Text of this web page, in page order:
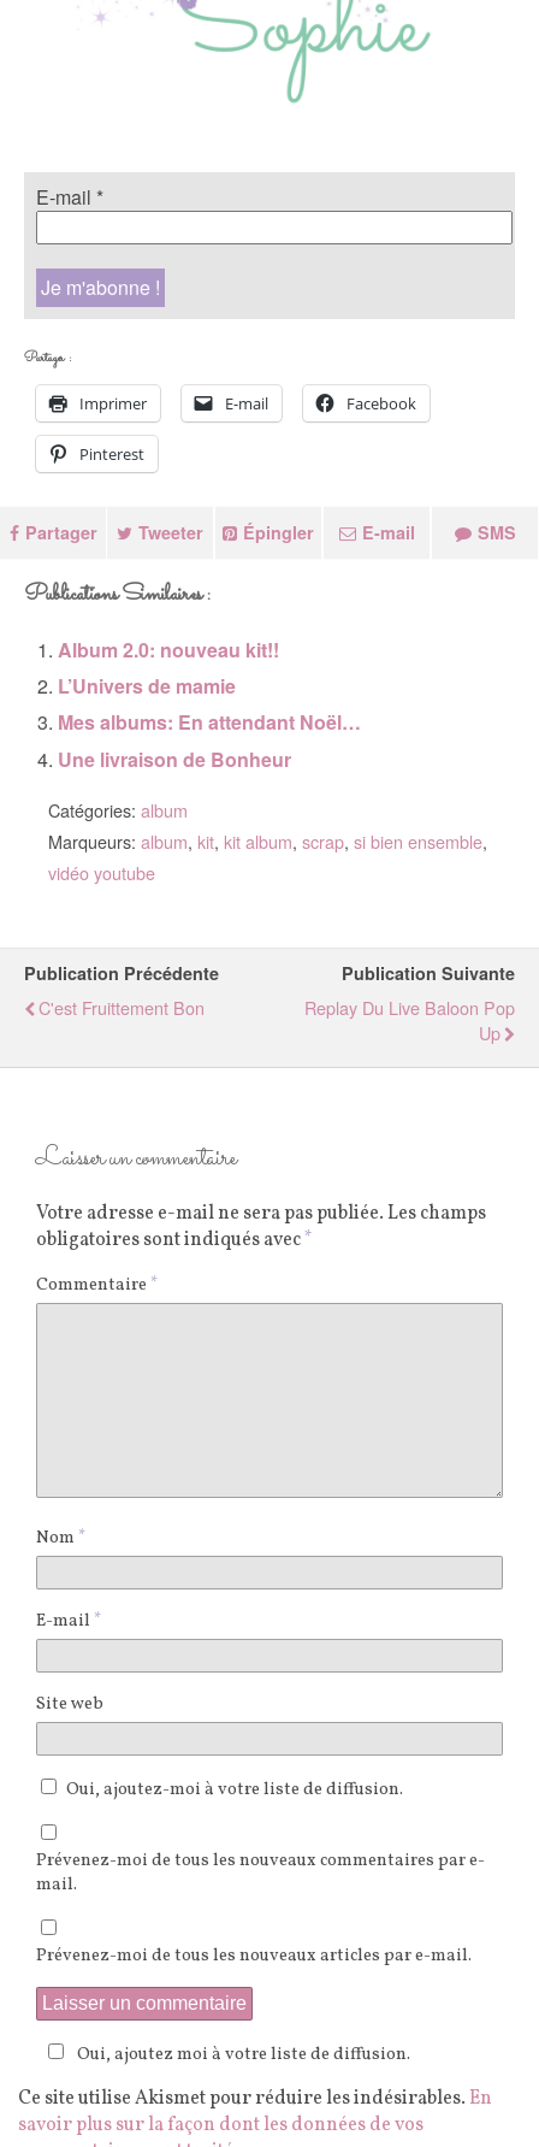
E-mail *
Partager :
Imprimer E-mail Facebook
Pinterest
Partager Tweeter Épingler E-mail SMS
Publications Similaires :
Album 2.0: nouveau kit!!
L’Univers de mamie
Mes albums: En attendant Noël…
Une livraison de Bonheur
Catégories: album
Marqueurs: album, kit, kit album, scrap, si bien ensemble,
vidéo youtube
Publication Précédente
C'est Fruittement Bon
Publication Suivante
Replay Du Live Baloon Pop
Up
Laisser un commentaire
Votre adresse e-mail ne sera pas publiée.Les champs
obligatoires sont indiqués avec*
Commentaire *
Nom *
E-mail *
Site web
Oui, ajoutez-moi à votre liste de diffusion.
Prévenez-moi de tous les nouveaux commentaires par e-
mail.
Prévenez-moi de tous les nouveaux articles par e-mail.
Oui, ajoutez moi à votre liste de diffusion.
Ce site utilise Akismet pour réduire les indésirables. En
savoir plus sur la façon dont les données de vos